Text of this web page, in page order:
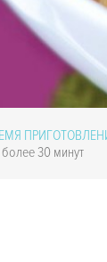
30 минут